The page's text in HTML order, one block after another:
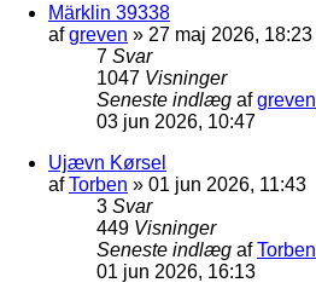
Märklin 39338
afgreven » 27 maj 2026, 18:23
7 Svar
1047 Visninger
Seneste indlæg afgreven
03 jun 2026, 10:47
Ujævn Kørsel
afTorben » 01 jun 2026, 11:43
3 Svar
449 Visninger
Seneste indlæg afTorben
01 jun 2026, 16:13